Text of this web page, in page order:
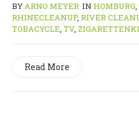
BYARNO MEYER IN HOMBURG,
RHINECLEANUP, RIVER
TOBACYCLE, TV,
Read More